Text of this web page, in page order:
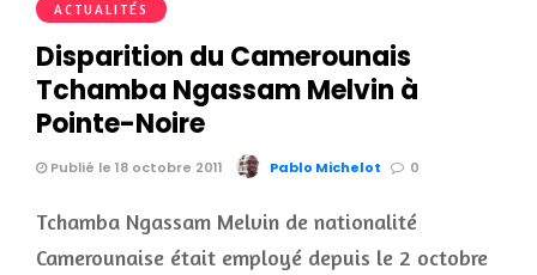
ACTUALITÉS
Disparition du Camerounais
Tchamba Ngassam Melvin à
Pointe-Noire
Publié le 18 octobre 2011 Pablo Michelot 0
Tchamba Ngassam Melvin de nationalité
Camerounaise était employé depuis le 2 octobre